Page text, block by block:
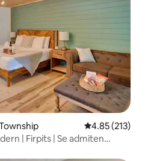
Calificación
4.85 (213)
| Firpits | Se admiten